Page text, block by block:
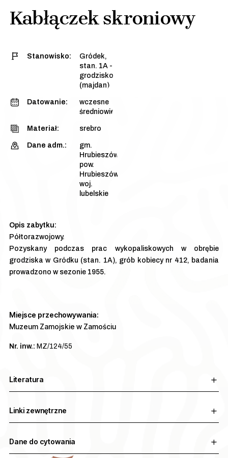
Kabłączek skroniowy
Stanowisko:
Gródek,
stan. 1A -
grodzisko
(majdan)
Datowanie:
wczesne
średniowiecze
Materiał: srebro
Dane adm.:
gm.
Hrubieszów,
pow.
Hrubieszów,
woj.
lubelskie
Półtorazwojowy.
Pozyskany podczas prac wykopaliskowych w obrębie
grodziska w Gródku (stan. 1A), grób kobiecy nr 412, badania
prowadzono w sezonie 1955.
Miejsce przechowywania:
Muzeum Zamojskie w Zamościu
Nr. inw.: MZ/124/55
Literatura
Linki zewnętrzne
Dane do cytowania